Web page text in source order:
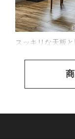
スッキリな天板